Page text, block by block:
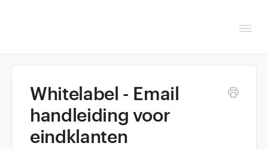
Helpdesk
Optimaliseren & debuggen
Whitelabel - Email
handleiding voor
eindklanten